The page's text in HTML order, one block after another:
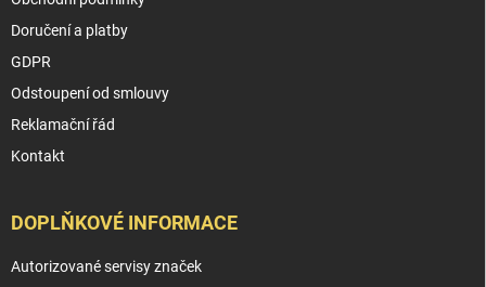
Doručení a platby
GDPR
Odstoupení od smlouvy
Reklamační řád
Kontakt
DOPLŇKOVÉ INFORMACE
Autorizované servisy značek